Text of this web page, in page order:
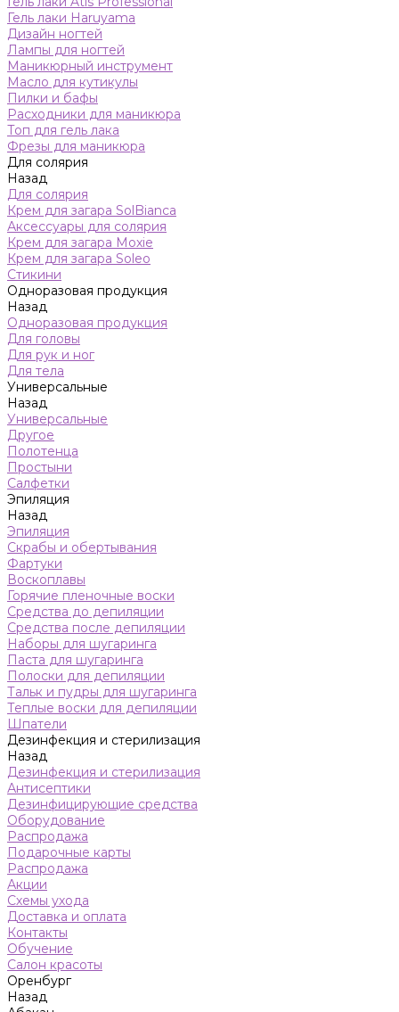
Гель лаки Haruyama
Дизайн ногтей
Лампы для ногтей
Маникюрный инструмент
Масло для кутикулы
Пилки и бафы
Расходники для маникюра
Топ для гель лака
Фрезы для маникюра
Для солярия
Назад
Для солярия
Крем для загара SolBianca
Аксессуары для солярия
Крем для загара Moxie
Крем для загара Soleo
Стикини
Одноразовая продукция
Назад
Одноразовая продукция
Для головы
Для рук и ног
Для тела
Универсальные
Назад
Универсальные
Другое
Полотенца
Простыни
Салфетки
Эпиляция
Назад
Эпиляция
Скрабы и обертывания
Фартуки
Воскоплавы
Горячие пленочные воски
Средства до депиляции
Средства после депиляции
Наборы для шугаринга
Паста для шугаринга
Полоски для депиляции
Тальк и пудры для шугаринга
Теплые воски для депиляции
Шпатели
Дезинфекция и стерилизация
Назад
Дезинфекция и стерилизация
Антисептики
Дезинфицирующие средства
Оборудование
Распродажа
Подарочные карты
Распродажа
Акции
Схемы ухода
Доставка и оплата
Контакты
Обучение
Салон красоты
Оренбург
Назад